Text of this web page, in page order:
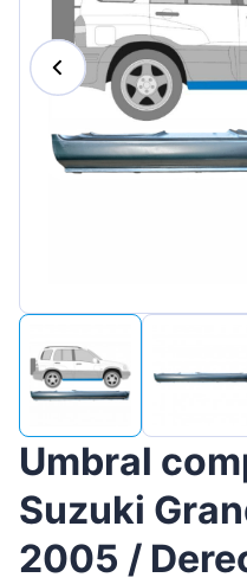
Umbral
Suzuki
2005 /